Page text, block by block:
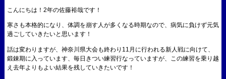
こんにちは！2年の佐藤裕哉です！
寒さも本格的になり、体調を崩す人が多くなる時期なので、病気に負けず元気
過ごしていきたいと思います！
話は変わりますが、神奈川県大会も終わり11月に行われる新人戦に向けて、
鍛錬期に入っています、毎日きつい練習行なっていますが、この練習を乗り越
え去年よりもよい結果を残していきたいです！